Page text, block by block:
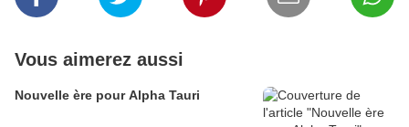
Vous aimerez aussi
Nouvelle ère pour Alpha Tauri